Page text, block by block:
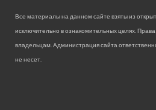
Все материалы на данном сайте взяты из
исключительно в ознакомительных целях.
владельцам. Администрация сайта
не несет.